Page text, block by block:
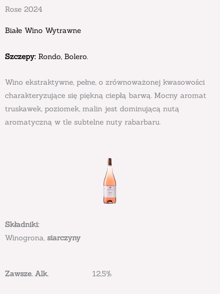
Rose 2024
Białe Wino Wytrawne
Szczepy: Rondo, Bolero.
Wino ekstraktywne, pełne, o zrównoważonej kwasowości
charakteryzujące się piękną ciepłą barwą. Mocny aromat
truskawek, poziomek, malin jest dominującą nutą
aromatyczną w tle subtelne nuty rabarbaru.
Składniki:
Winogrona, siarczyny
Zawsze. Alk. 12,5%